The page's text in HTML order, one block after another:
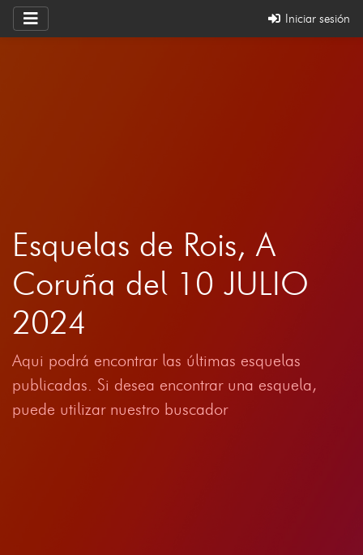
Iniciar sesión
Esquelas de Rois, A
Coruña del 10 JULIO
2024
Aqui podrá encontrar las últimas esquelas
publicadas. Si desea encontrar una esquela,
puede utilizar nuestro buscador